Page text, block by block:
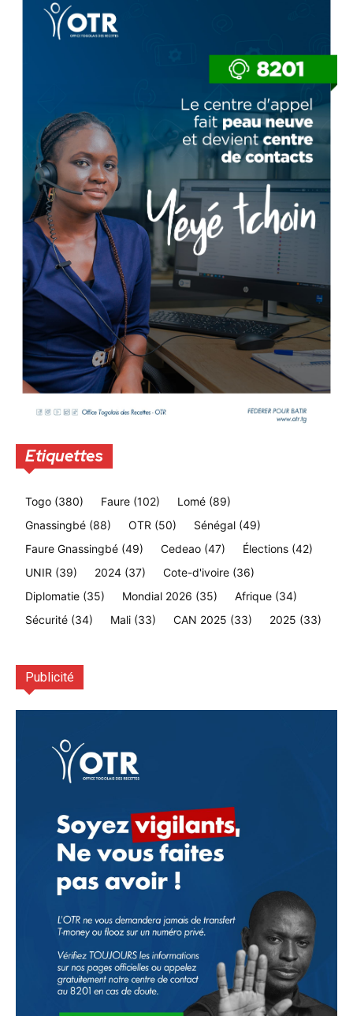
Etiquettes
Togo (380) Faure (102) Lomé (89)
Gnassingbé (88) OTR (50) Sénégal (49)
Faure Gnassingbé (49) Cedeao (47) Élections (42)
UNIR (39) 2024 (37) Cote-d'ivoire (36)
Diplomatie (35) Mondial 2026 (35) Afrique (34)
Sécurité (34) Mali (33) CAN 2025 (33) 2025 (33)
Publicité